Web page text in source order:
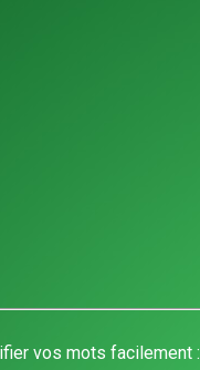
vos mots facilement :